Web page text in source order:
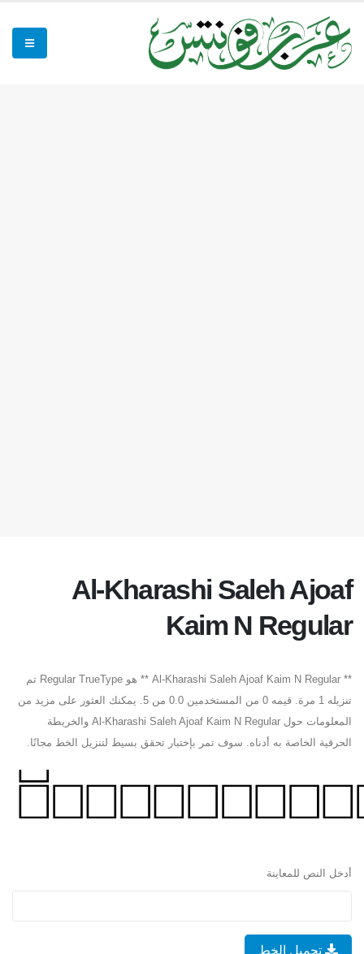
Al-Kharashi Saleh Ajoaf
Kaim N Regular
** Al-Kharashi Saleh Ajoaf Kaim N Regular ** هو Regular TrueType تم
تنزيله 1 مرة. قيمه 0 من المستخدمين 0.0 من 5. يمكنك العثور على مزيد من
المعلومات حول Al-Kharashi Saleh Ajoaf Kaim N Regular والخريطة
الحرفية الخاصة به أدناه. سوف تمر بإختبار تحقق بسيط لتنزيل الخط مجانًا.
أدخل النص للمعاينة
تحميل الخط